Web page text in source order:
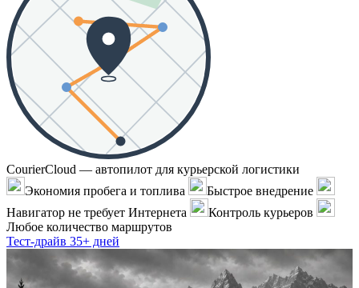
CourierCloud — автопилот для курьерской логистики
Экономия пробега и топлива
Быстрое внедрение
Навигатор не требует Интернета
Контроль курьеров
Любое количество маршрутов
Тест-драйв 35+ дней